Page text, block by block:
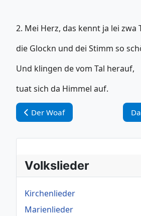
2. Mei Herz, das kennt ja lei zwa
die Glockn und dei Stimm so
Und klingen de vom Tal herauf,
tuat sich da Himmel auf.
Vorheriger Beitrag: Der Woaf
Der Woaf
Volkslieder
Kirchenlieder
Marienlieder